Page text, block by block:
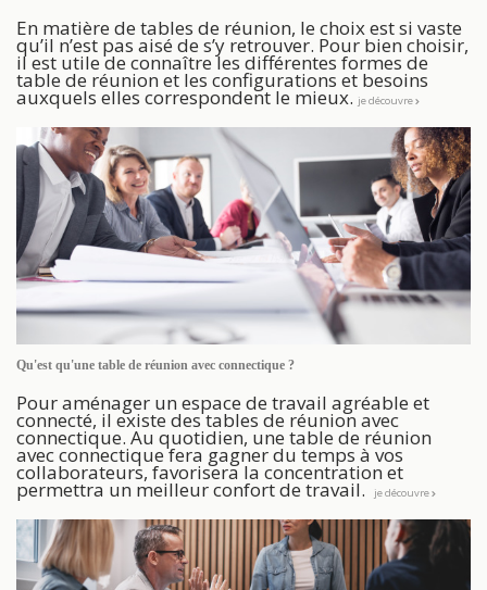
En matière de tables de réunion, le choix est si vaste
qu’il n’est pas aisé de s’y retrouver. Pour bien choisir,
il est utile de connaître les différentes formes de
table de réunion et les configurations et besoins
auxquels elles correspondent le mieux. je découvre
Qu'est qu'une table de réunion avec connectique ?
Pour aménager un espace de travail agréable et
connecté, il existe des tables de réunion avec
connectique. Au quotidien, une table de réunion
avec connectique fera gagner du temps à vos
collaborateurs, favorisera la concentration et
permettra un meilleur confort de travail. je découvre